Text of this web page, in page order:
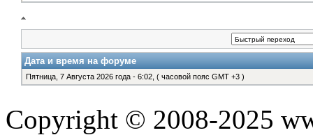
Дата и время на форуме
Пятница, 7 Августа 2026 года - 6:02, ( часовой пояс GMT +3 )
Copyright © 2008-2025